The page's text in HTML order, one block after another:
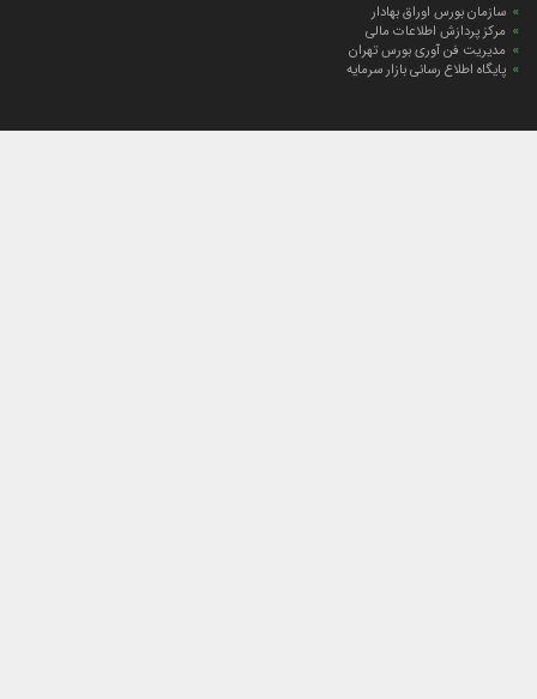
سازمان بورس اوراق بهادار
مرکز پردازش اطلاعات مالی
مدیریت فن آوری بورس تهران
پایگاه اطلاع رسانی بازار سرمایه
ارتباط با صندوق